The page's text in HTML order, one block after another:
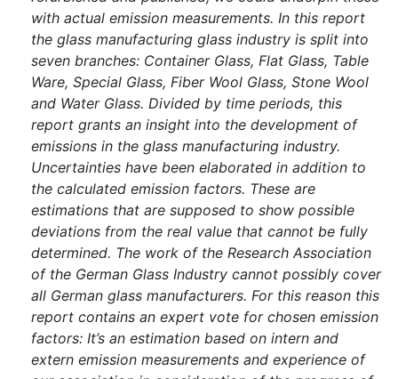
with actual emission measurements. In this report
the glass manufacturing glass industry is split into
seven branches: Container Glass, Flat Glass, Table
Ware, Special Glass, Fiber Wool Glass, Stone Wool
and Water Glass. Divided by time periods, this
report grants an insight into the development of
emissions in the glass manufacturing industry.
Uncertainties have been elaborated in addition to
the calculated emission factors. These are
estimations that are supposed to show possible
deviations from the real value that cannot be fully
determined. The work of the Research Association
of the German Glass Industry cannot possibly cover
all German glass manufacturers. For this reason this
report contains an expert vote for chosen emission
factors: It’s an estimation based on intern and
extern emission measurements and experience of